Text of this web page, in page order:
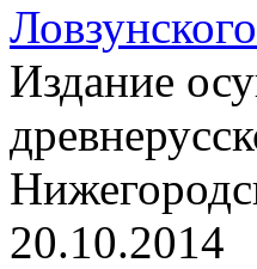
Издание
20.10.2014